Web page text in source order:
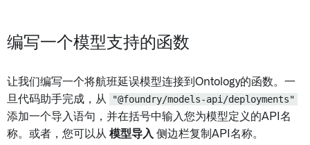
编写一个模型支持的函数
让我们编写一个将航班延误模型连接到Ontology的函数。一
旦代码助手完成，从
"@foundry/models-api/deployments"
添加一个导入语句，并在括号中输入您为模型定义的API名
称。或者，您可以从 模型导入 侧边栏复制API名称。